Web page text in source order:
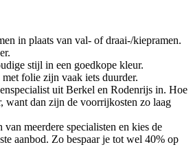
in plaats van val- of draai-/kiepramen.
stijl in een goedkope kleur.
folie zijn vaak iets duurder.
uit Berkel en Rodenrijs in. Hoe
want dan zijn de voorrijkosten zo laag
meerdere specialisten en kies de
aanbod. Zo bespaar je tot wel 40% op